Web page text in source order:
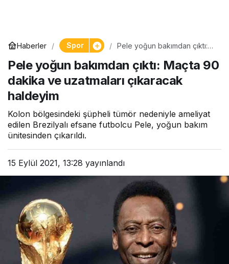
Haberler Spor
Pele yoğun bakımdan çıktı:
uzatmaları çıkaracak
haldeyim
Pele yoğun bakımdan çıktı: Maçta 90
dakika ve uzatmaları çıkaracak
haldeyim
Kolon bölgesindeki şüpheli tümör nedeniyle ameliyat
edilen Brezilyalı efsane futbolcu Pele, yoğun bakım
ünitesinden çıkarıldı.
15 Eylül 2021, 13:28 yayınlandı